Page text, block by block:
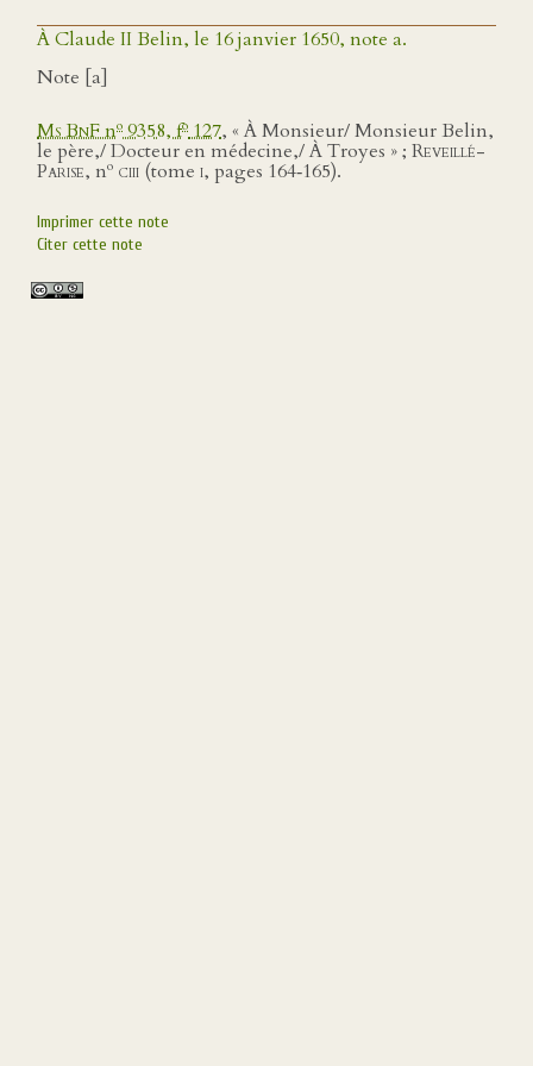
À Claude II Belin, le 16 janvier 1650, note a.
Note [a]
Ms BnFno9358, fo127, « À Monsieur/ Monsieur Belin,
le père,/ Docteur en médecine,/ À Troyes » ; Reveillé-
Parise, no ciii (tome i, pages 164‑165).
Imprimer cette note
Citer cette note